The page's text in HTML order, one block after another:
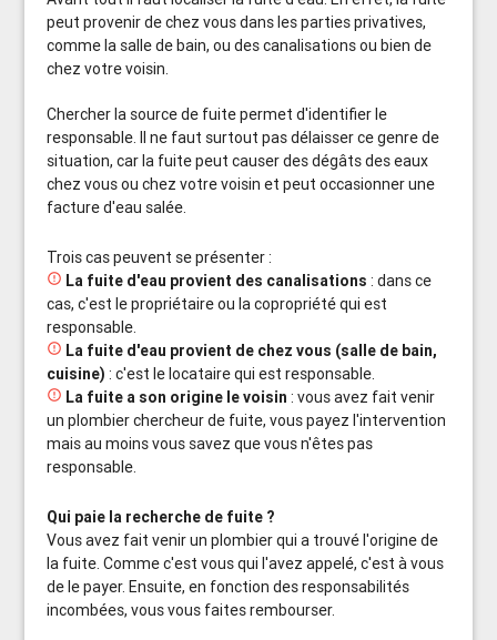
peut provenir de chez vous dans les parties privatives,
comme la salle de bain, ou des canalisations ou bien de
chez votre voisin.
Chercher la source de fuite permet d'identifier le
responsable. Il ne faut surtout pas délaisser ce genre de
situation, car la fuite peut causer des dégâts des eaux
chez vous ou chez votre voisin et peut occasionner une
facture d'eau salée.
Trois cas peuvent se présenter :
 La fuite d'eau provient des canalisations : dans ce
cas, c'est le propriétaire ou la copropriété qui est
responsable.
 La fuite d'eau provient de chez vous (salle de bain,
cuisine) : c'est le locataire qui est responsable.
 La fuite a son origine le voisin : vous avez fait venir
un plombier chercheur de fuite, vous payez l'intervention
mais au moins vous savez que vous n'êtes pas
responsable.
Qui paie la recherche de fuite ?
Vous avez fait venir un plombier qui a trouvé l'origine de
la fuite. Comme c'est vous qui l'avez appelé, c'est à vous
de le payer. Ensuite, en fonction des responsabilités
incombées, vous vous faites rembourser.